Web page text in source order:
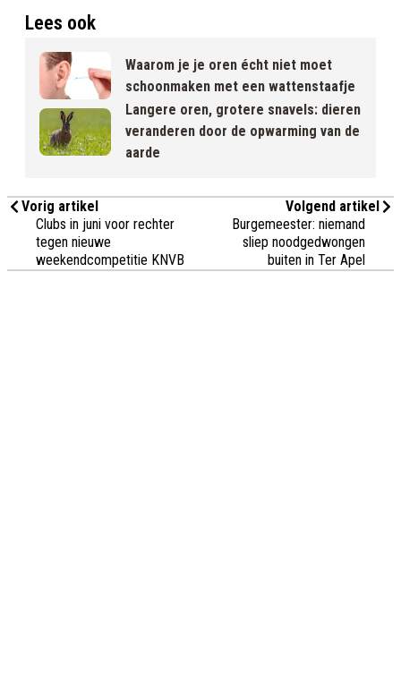
Lees ook
Waarom je je oren écht niet moet
schoonmaken met een wattenstaafje
Langere oren, grotere snavels: dieren
veranderen door de opwarming van de
aarde
Vorig artikel
Clubs in juni voor rechter
tegen nieuwe
weekendcompetitie KNVB
Volgend artikel
Burgemeester: niemand
sliep noodgedwongen
buiten in Ter Apel